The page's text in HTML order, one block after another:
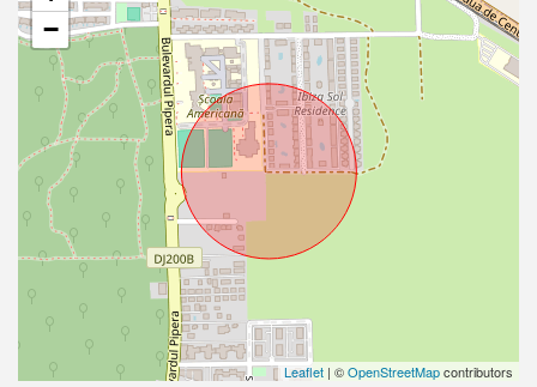
−
Leaflet | ©OpenStreetMapcontributors